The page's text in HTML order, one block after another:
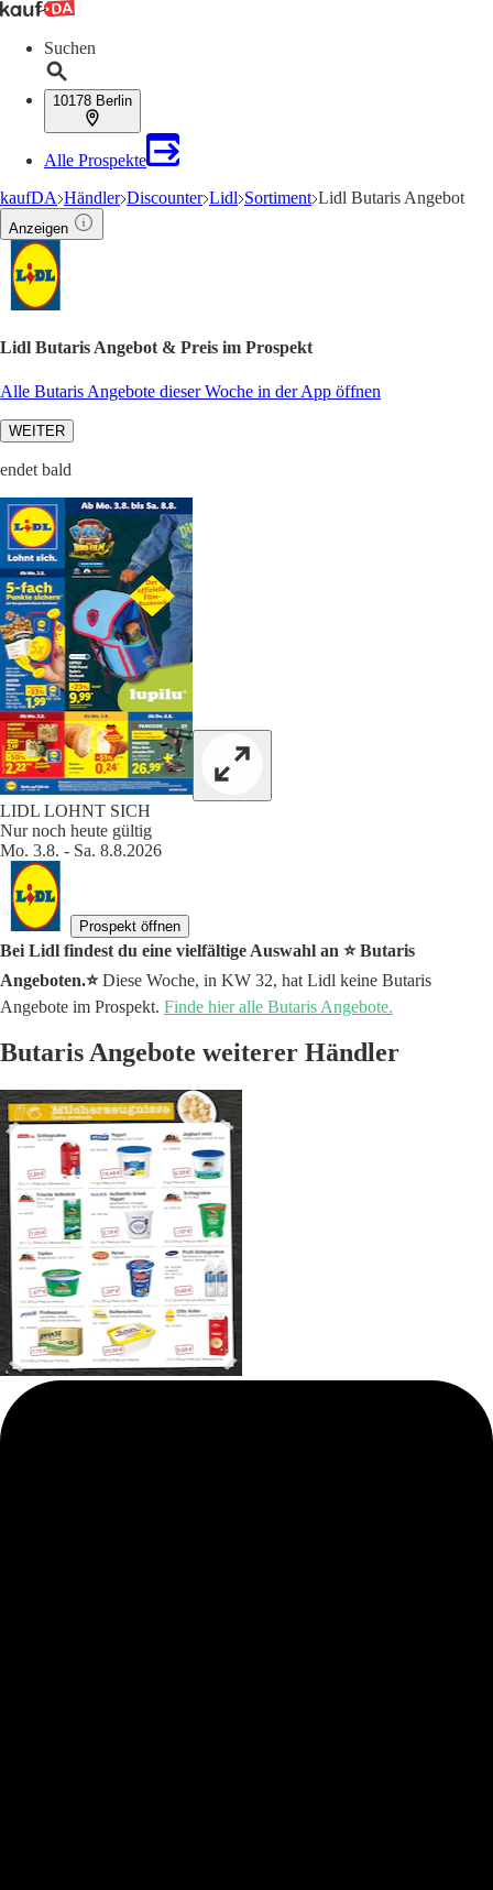
Suchen
10178 Berlin
Alle Prospekte
kaufDA Händler Discounter Lidl Sortiment Lidl Butaris Angebot
Anzeigen
Lidl Butaris Angebot & Preis im Prospekt
Alle Butaris Angebote dieser Woche in der App öffnen
WEITER
endet bald
LIDL LOHNT SICH
Nur noch heute gültig
Mo. 3.8. - Sa. 8.8.2026
Prospekt öffnen
Bei Lidl findest du eine vielfältige Auswahl an ⭐️ Butaris
Angeboten.⭐️Diese Woche, in KW 32, hat Lidl keine Butaris
Angebote im Prospekt. Finde hier alle Butaris Angebote.
Butaris Angebote weiterer Händler